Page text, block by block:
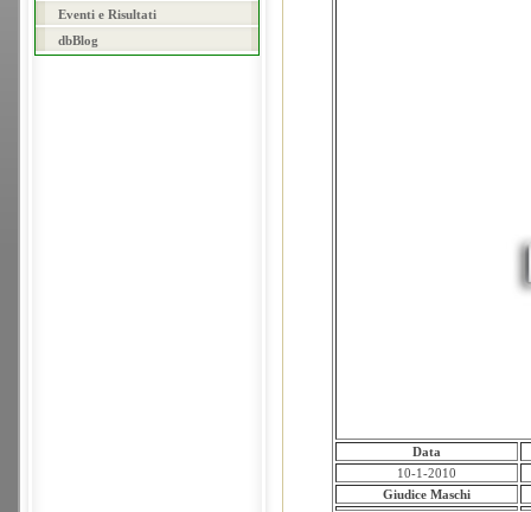
Eventi e Risultati
dbBlog
Data
10-1-2010
Giudice Maschi